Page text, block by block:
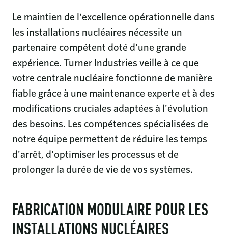
Le maintien de l'excellence opérationnelle dans
les installations nucléaires nécessite un
partenaire compétent doté d'une grande
expérience. Turner Industries veille à ce que
votre centrale nucléaire fonctionne de manière
fiable grâce à une maintenance experte et à des
modifications cruciales adaptées à l'évolution
des besoins. Les compétences spécialisées de
notre équipe permettent de réduire les temps
d'arrêt, d'optimiser les processus et de
prolonger la durée de vie de vos systèmes.
FABRICATION MODULAIRE POUR LES
INSTALLATIONS NUCLÉAIRES